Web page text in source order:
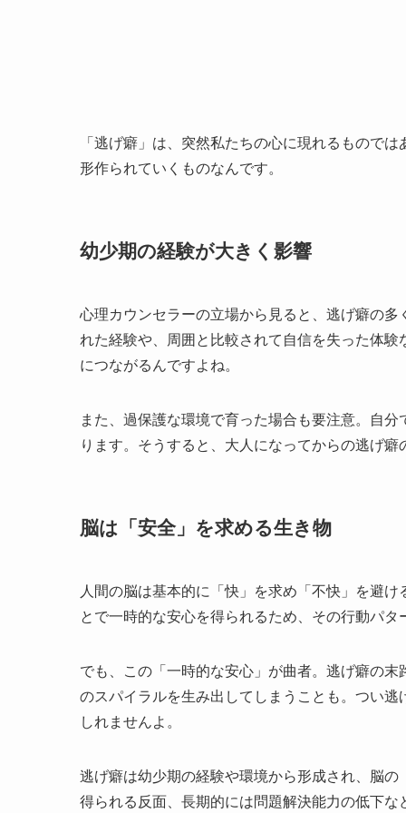
「逃げ癖」は、突然私たちの心に現れるもので
形作られていくものなんです。
幼少期の経験が大きく影響
心理カウンセラーの立場から見ると、逃げ癖の
れた経験や、周囲と比較されて自信を失った体
につながるんですよね。
また、過保護な環境で育った場合も要注意。自
ります。そうすると、大人になってからの逃げ
脳は「安全」を求める生き物
人間の脳は基本的に「快」を求め「不快」を避
とで一時的な安心を得られるため、その行動パ
でも、この「一時的な安心」が曲者。逃げ癖の
のスパイラルを生み出してしまうことも。つい
しれませんよ。
逃げ癖は幼少期の経験や環境から形成され、脳
得られる反面、長期的には問題解決能力の低下